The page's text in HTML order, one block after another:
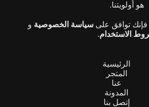
هو أولويتنا.
فإنك توافق علىسياسة الخصوصية و
الاستخدام.
الرئيسية
المتجر
عنا
المدونة
إتصل بنا